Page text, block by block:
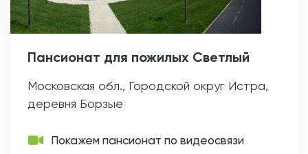
Пансионат для пожилых Светлый
Московская обл., Городской округ Истра,
деревня Борзые
Покажем пансионат по видеосвязи